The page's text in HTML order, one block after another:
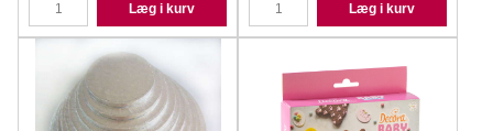
Læg i kurv Læg i kurv